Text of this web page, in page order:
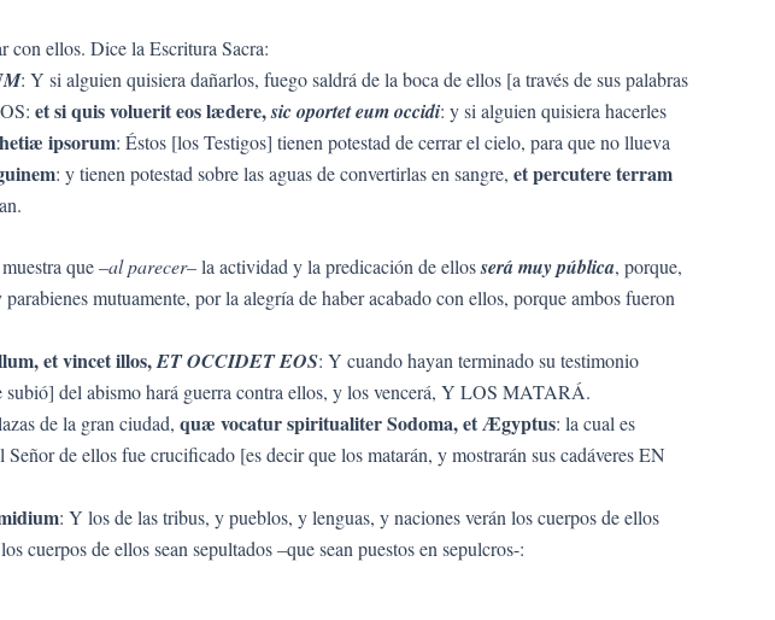
con ellos. Dice la Escritura Sacra:
: Y si alguien quisiera dañarlos, fuego saldrá de la boca de ellos [a través de sus palabras
et si quis voluerit eos lædere,sic oportet eum occidi: y si alguien quisiera hacerles
ipsorum: Éstos [los Testigos] tienen potestad de cerrar el cielo, para que no llueva
: y tienen potestad sobre las aguas de convertirlas en sangre, et percutere terram
que –al parecer– la actividad y la predicación de ellosserá muy pública, porque,
mutuamente, por la alegría de haber acabado con ellos, porque ambos fueron
et vincet illos,ET OCCIDET EOS: Y cuando hayan terminado su testimonio
subió] del abismo hará guerra contra ellos, y los vencerá, Y LOS MATARÁ.
de la gran ciudad, quæ vocatur spiritualiter Sodoma, et Ægyptus: la cual es
Señor de ellos fue crucificado [es decir que los matarán, y mostrarán sus cadáveres EN
: Y los de las tribus, y pueblos, y lenguas, y naciones verán los cuerpos de ellos
cuerpos de ellos sean sepultados –que sean puestos en sepulcros-: